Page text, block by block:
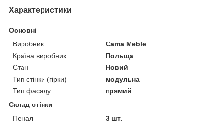
Характеристики
Основні
Виробник
Cama Meble
Країна виробник
Польща
Стан
Новий
Тип стінки (гірки)
модульна
Тип фасаду
прямий
Склад стінки
Пенал
3 шт.